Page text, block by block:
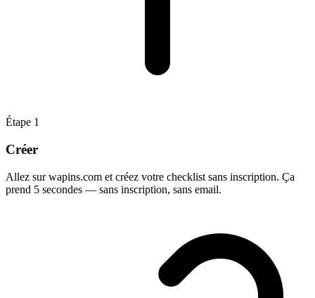
Étape 1
Créer
Allez sur wapins.com et créez votre checklist sans inscription. Ça
prend 5 secondes — sans inscription, sans email.